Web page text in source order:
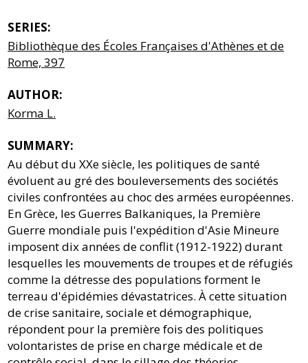
SERIES:
Bibliothèque des Écoles Françaises d'Athènes et de
Rome, 397
AUTHOR:
Korma L.
SUMMARY:
Au début du XXe siècle, les politiques de santé
évoluent au gré des bouleversements des sociétés
civiles confrontées au choc des armées européennes.
En Grèce, les Guerres Balkaniques, la Première
Guerre mondiale puis l'expédition d'Asie Mineure
imposent dix années de conflit (1912-1922) durant
lesquelles les mouvements de troupes et de réfugiés
comme la détresse des populations forment le
terreau d'épidémies dévastatrices. À cette situation
de crise sanitaire, sociale et démographique,
répondent pour la première fois des politiques
volontaristes de prise en charge médicale et de